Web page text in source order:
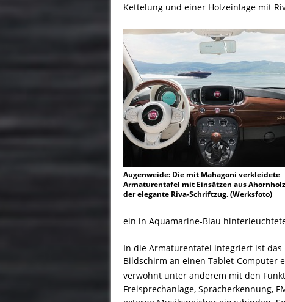
Kettelung und einer Holzeinlage mit
Augenweide: Die mit Mahagoni verkleidete
Armaturentafel mit Einsätzen aus
der elegante Riva-Schriftzug. (Werksfoto)
ein in Aquamarine-Blau
In die Armaturentafel integriert ist
Bildschirm an einen Tablet-Computer
verwöhnt unter anderem mit den
Freisprechanlage, Spracherkennung,